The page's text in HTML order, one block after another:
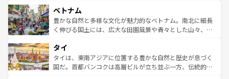
参照してほしい。
容にもいいと評判のスイーツなど、バラエティ豊かな料理
が味わえる。 なお、新着の台湾情報は コンテンツ一覧を参
照してほしい。
き、地方に足を延ばせば四季折々の自然美を楽しむことが
できる。そして、キムチや焼肉、絶品のストリートフード
まで、さまざまな韓国料理が待っている。夜には、韓国な
リティに包まれながら、韓国の多彩な魅力を心ゆくまで味
わってみてほしい。 なお、新着の韓国情報はコンテンツ一
覧を参照してほしい。
ベトナム
豊かな自然と多様な文化が魅力的なベトナム。南北に細長
く伸びる国土には、広大な田園風景や青々とした山々、世
急速な発展と共に伝統が息づく。ハノイの古い町並みやホ
ーチミン市のフランス統治時代の建物も、独特の雰囲気を
醸し出している。また、バラエティの豊かさとおいしさで
タイ
タイは、東南アジアに位置する豊かな自然と歴史が息づく
国だ。首都バンコクは高層ビルが立ち並ぶ一方、伝統的な